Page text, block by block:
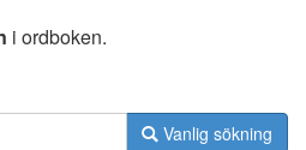
i ordboken.
Vanlig sökning